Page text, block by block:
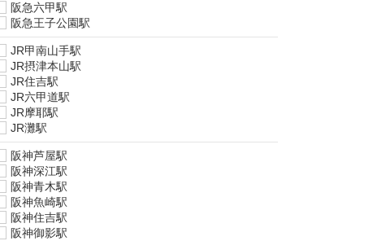
阪急六甲駅
阪急王子公園駅
JR甲南山手駅
JR摂津本山駅
JR住吉駅
JR六甲道駅
JR摩耶駅
JR灘駅
阪神芦屋駅
阪神深江駅
阪神青木駅
阪神魚崎駅
阪神住吉駅
阪神御影駅